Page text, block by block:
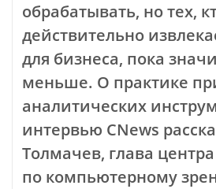
обрабатывать, но тех,
действительно
для бизнеса, пока
меньше. О практике
аналитических
интервью CNews
Толмачев, глава
по компьютерному